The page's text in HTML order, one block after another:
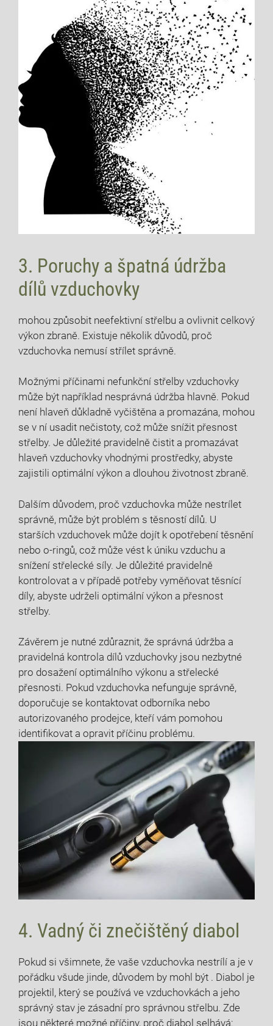
3. Poruchy a špatná údržba
dílů vzduchovky
mohou způsobit neefektivní střelbu a ovlivnit celkový
výkon zbraně. Existuje několik důvodů, proč
vzduchovka nemusí střílet správně.
Možnými příčinami nefunkční střelby vzduchovky
může být například nesprávná údržba hlavně. Pokud
není hlaveň důkladně vyčištěna a promazána, mohou
se v ní usadit nečistoty, což může snížit přesnost
střelby. Je důležité pravidelně čistit a promazávat
hlaveň vzduchovky vhodnými prostředky, abyste
zajistili optimální výkon a dlouhou životnost zbraně.
Dalším důvodem, proč vzduchovka může nestrílet
správně, může být problém s těsností dílů. U
starších vzduchovek může dojít k opotřebení těsnění
nebo o-ringů, což může vést k úniku vzduchu a
snížení střelecké síly. Je důležité pravidelně
kontrolovat a v případě potřeby vyměňovat těsnící
díly, abyste udrželi optimální výkon a přesnost
střelby.
Závěrem je nutné zdůraznit, že správná údržba a
pravidelná kontrola dílů vzduchovky jsou nezbytné
pro dosažení optimálního výkonu a střelecké
přesnosti. Pokud vzduchovka nefunguje správně,
doporučuje se kontaktovat odborníka nebo
autorizovaného prodejce, kteří vám pomohou
identifikovat a opravit příčinu problému.
4. Vadný či znečištěný diabol
Pokud si všimnete, že vaše vzduchovka nestrílí a je v
pořádku všude jinde, důvodem by mohl být . Diabol je
projektil, který se používá ve vzduchovkách a jeho
správný stav je zásadní pro správnou střelbu. Zde
jsou některé možné příčiny, proč diabol selhává: